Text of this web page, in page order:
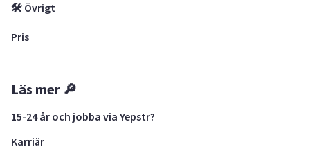
🛠 Övrigt
Pris
Läs mer 🔎
15-24 år och jobba via Yepstr?
Karriär